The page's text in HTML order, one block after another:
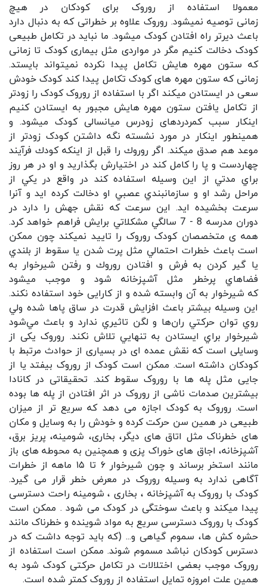
معمولا استفاده از روروک برای کودکان در هیچ
زمانی توصیه نمیشود. روروک علاوه بر خطراتی که به دنبال دارد
باعث دیرتر راه افتادن کودک میشود. ما نباید در تکامل طبیعی
کودک دخالت کنیم مگر در مواردی مثل بیماری کودک تا زمانی
که ستون مهره هایش تکامل پیدا نکرده نمیتواند بایستد.
زمانی که ستون مهره های کودک تکامل پیدا کند کودک خودش
سعی در ایستادن میکند اگر با استفاده از روروک کودک را زودتر
از تکامل یافتن ستون مهره هایش مجبور به ایستادن کنیم
اینکار سبب کمردردهای زودرس میانسالی کودک میشود. و
همینطور اینکار در مورد نشسته نگه داشتن کودک زودتر از
موعد هم صدق میکند. اگر روروك را قبل از اينكه كودك فرآيند
چهاردست و پا را كامل كند در اختيارش بگذاريد و او در هر روز
براي مدتي از اين وسيله استفاده كند در واقع در يكي از
مراحل رشد او و سازمانبندي عصبي او دخالت كرده ايد و آنرا
سرعت بخشيده ايد. اين سرعت كه نقش جهش را دارد در
دوران مدرسه 8 - 7 سالگي مشكلاتي برايش فراهم خواهد كرد.
همه ی متخصصان کودک روروک را تایید نمیکند چون ممکن
است باعث خطرات احتمالي مثل پرت شدن يا سقوط از بلندي
‌يا گير كردن به فرش و افتادن رورو‌ك و رفتن شيرخوار به
فضاهاي پرخطر مثل آشپزخانه شود و موجب میشود
که شیرخوار به آن وابسته شده و از کارایی خود استفاده نکند.
اين وسيله بيشتر باعث افزايش قدرت در ساق پاها شده ولي
روي توان حركتي ران‌ها و لگن تاثيري ندارد و باعث مي‌شود
شيرخوار براي ايستادن به تنهايي تلاش نكند. روروک یکی از
وسایلی است که نقش عمده ای در بسیاری از حوادث مرتبط با
کودکان داشته است. ممکن است کودک از روروک بیفتد یا از
جایی مثل پله ها با روروک سقوط کند. تحقیقاتی در کانادا
بیشترین صدمات ناشی از روروک در اثر افتادن از پله ها بوده
است. روروک به کودک اجازه می دهد که سریع تر از میزان
طبیعی در همین سن حرکت کرده و خودش را به وسایل و مکان
های خطرناک مثل اتاق های دیگر، بخاری، شومینه، پریز برق،
آشپزخانه، اجاق های خوراک پزی و همچنین به محوطه های باز
مانند استخر برساند و چون شیرخوار ۶ تا ۱۵ ماهه از خطرات
آگاهی ندارد به وسیله روروک در معرض خطر قرار می گیرد.
کودک با روروک به آشپزخانه ، بخاری ، شومینه راحت دسترسی
پیدا میکند و باعث سوختگی در کودک می شود . ممکن است
کودک با روروک دسترسی سریع به مواد شوینده و خطرناک مانند
حشره کش ها، سموم گیاهی و... (که باید توجه داشت که در
دسترس کودکان نباشد مسموم شوند. ممکن است استفاده از
روروک موجب بعضی اختلالات در تکامل حرکتی کودک شود به
همین علت امروزه تمایل استفاده از روروک کمتر شده است.